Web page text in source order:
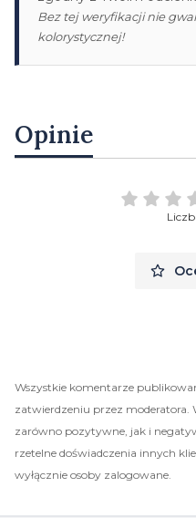
Bez tej weryfikacji nie
kolorystycznej!
Opinie
Wszystkie komentarze
zatwierdzeniu przez moderatora.
zarówno pozytywne, jak i
rzetelne doświadczenia innych
wyłącznie osoby zalogowane.